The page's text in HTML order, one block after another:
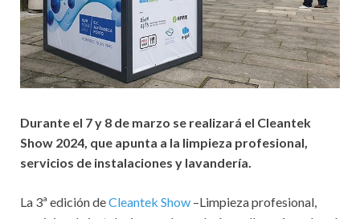
Durante el 7 y 8 de marzo se realizará el Cleantek
Show 2024, que apunta a la limpieza profesional,
servicios de instalaciones y lavandería.
La 3ª edición deCleantek Show –Limpieza profesional,